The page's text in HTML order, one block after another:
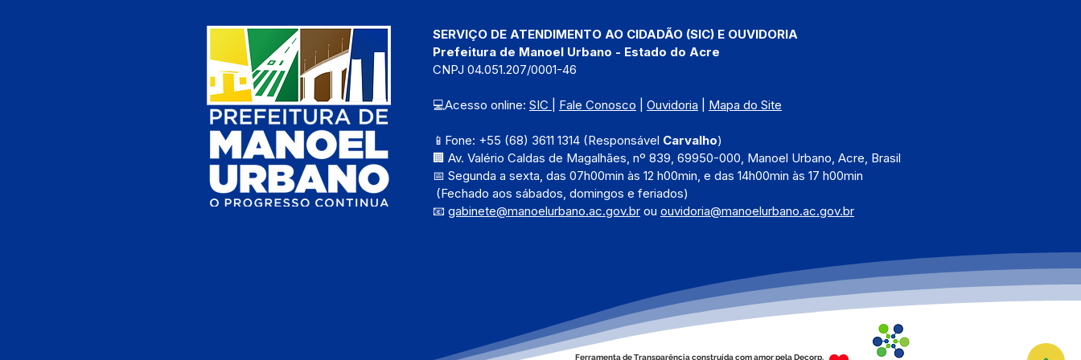
SERVIÇO DE ATENDIMENTO AO CIDADÃO (SIC) E OUVIDORIA
Prefeitura de Manoel Urbano - Estado do Acre
CNPJ 04.051.207/0001-46
💻Acesso online: SIC Fale Conosco Ouvidoria Mapa do Site
📱Fone: +55 (68) 3611 1314 (Responsável Carvalho)
🏢 Av. Valério Caldas de Magalhães, nº 839, 69950-000, Manoel Urbano, Acre, Brasil
📅 Segunda a sexta, das 07h00min às 12 h00min, e das 14h00min às 17 h00min
(Fechado aos sábados, domingos e feriados)
📧 gabinete@manoelurbano.ac.gov.br ou ouvidoria@manoelurbano.ac.gov.br
Ferramenta de Transparência construída com amor pela Decorp.